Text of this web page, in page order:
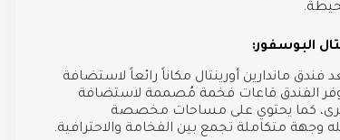
البوسفور:
فندق ماندارين أورينتال مكاناً رائعاً لاستضافة
يوفر الفندق قاعات فخمة مُصممة لاستضافة
كما يحتوي على مساحات مخصصة
وجهة متكاملة تجمع بين الفخامة والاحترافية.